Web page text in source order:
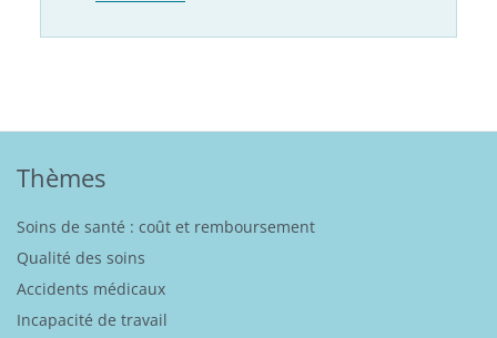
Thèmes
Soins de santé : coût et remboursement
Qualité des soins
Accidents médicaux
Incapacité de travail